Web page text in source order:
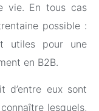
vie. En tous cas
possible :
utiles pour une
en B2B.
d’entre eux sont
lesquels,